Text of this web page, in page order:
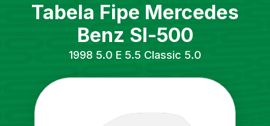
Tabela Fipe Mercedes
Benz Sl-500
1998 5.0 E 5.5 Classic 5.0